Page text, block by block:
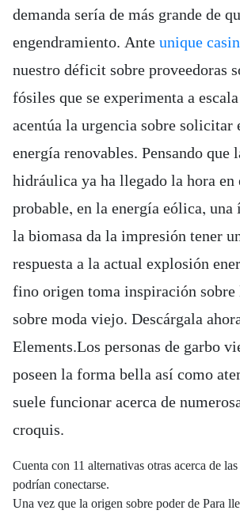
demanda serí­a de más grande de
engendramiento. Ante unique
nuestro déficit sobre proveedoras
fósiles que se experimenta a
acentúa la urgencia sobre solicitar
energía renovables. Pensando
hidráulica ya ha llegado la hora
probable, en la energía eólica,
la biomasa da la impresión tener
respuesta a la actual explosión
fino origen toma inspiración
sobre moda viejo. Descárgala
Elements.Los personas de garbo
poseen la forma bella así­ como
suele funcionar acerca de
croquis.
Cuenta con 11 alternativas otras acerca de
podrían conectarse.
Una vez que la origen sobre poder de Para